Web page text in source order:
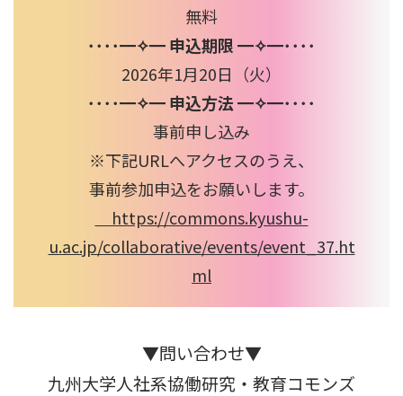
無料
････━✧━ 申込期限 ━✧━････
2026年1月20日（火）
････━✧━ 申込方法 ━✧━････
事前申し込み
※下記URLへアクセスのうえ、
事前参加申込をお願いします。
https://commons.kyushu-
u.ac.jp/collaborative/events/event_37.ht
ml
▼問い合わせ▼
九州大学人社系協働研究・教育コモンズ